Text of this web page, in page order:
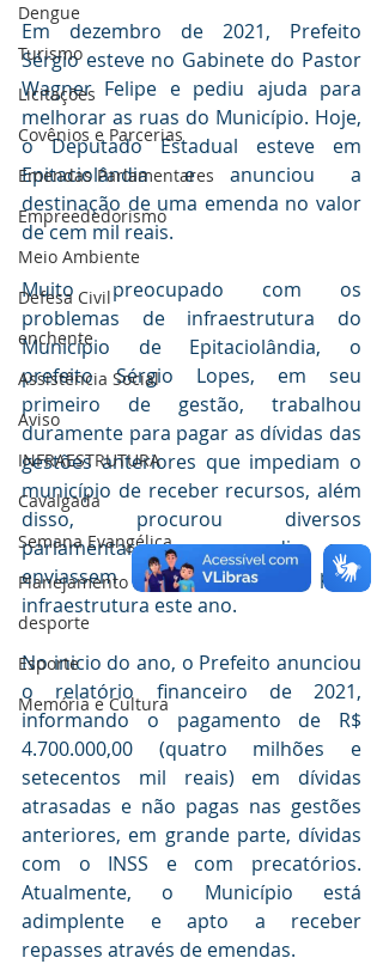
Dengue
Turismo
Licitações
Covênios e Parcerias
Emendas Parlamentares
Empreededorismo
Meio Ambiente
Defesa Civil
enchente
Assistência Social
Aviso
INFRAESTRUTURA
Cavalgada
Semana Evangélica
Planejamento
desporte
Esporte
Memória e Cultura
Em dezembro de 2021, Prefeito
Sérgio esteve no Gabinete do Pastor
Wagner Felipe e pediu ajuda para
melhorar as ruas do Município. Hoje,
o Deputado Estadual esteve em
Epitaciolândia e anunciou a
destinação de uma emenda no valor
de cem mil reais.
Muito preocupado com os
problemas de infraestrutura do
Município de Epitaciolândia, o
prefeito Sérgio Lopes, em seu
primeiro de gestão, trabalhou
duramente para pagar as dívidas das
gestões anteriores que impediam o
município de receber recursos, além
disso, procurou diversos
parlamentares para pedir que
enviassem emendas para
infraestrutura este ano.
No inicio do ano, o Prefeito anunciou
o relatório financeiro de 2021,
informando o pagamento de R$
4.700.000,00 (quatro milhões e
setecentos mil reais) em dívidas
atrasadas e não pagas nas gestões
anteriores, em grande parte, dívidas
com o INSS e com precatórios.
Atualmente, o Município está
adimplente e apto a receber
repasses através de emendas.